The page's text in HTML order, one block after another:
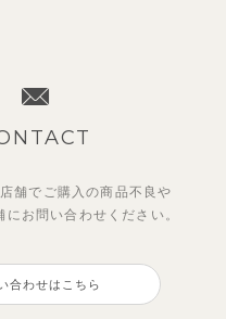
ーカラー
&ショートパ
ボーダー
舗でご購入の商品不良や
に お問い合わせください。
合わせはこちら